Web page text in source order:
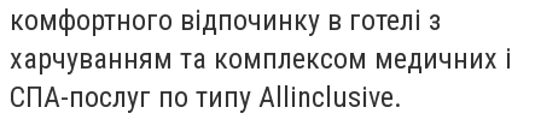
комфортного відпочинку в готелі з
харчуванням та комплексом медичних і
СПА-послуг по типу Allinclusive.